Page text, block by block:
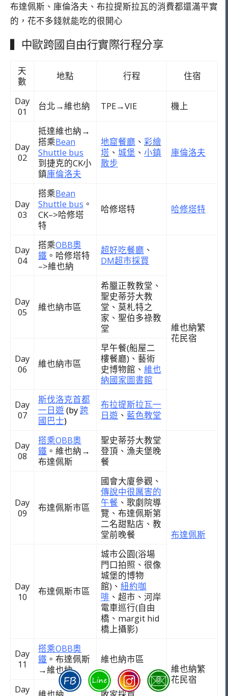
布達佩斯、庫倫洛夫、布拉提斯拉瓦的消費都還滿平實
的，花不多錢就能吃的很開心
▍中歐跨國自由行實際行程分享
天
數
地點 行程 住宿
Day
01
台北→維也納 TPE→VIE 機上
Day
02
抵達維也納→
搭乘Bean
Shuttle bus
到捷克的CK小
鎮庫倫洛夫
地窟餐廳 、 彩繪
塔 、 城堡 、 小鎮
散步
庫倫洛夫
Day
03
搭乘Bean
Shuttle bus 。
CK–>哈修塔
特
哈修塔特 哈修塔特
Day
04
搭乘OBB奧
鐵 。哈修塔特
–>維也納
超好吃餐廳 、
DM超市採買
維也納繁
花民宿
Day
05
維也納市區
希臘正教教堂、
聖史蒂芬大教
堂、莫札特之
家、聖伯多祿教
堂
Day
06
維也納市區
早午餐(船屋二
樓餐廳)、藝術
史博物館、 維也
納國家圖書館
Day
07
斯伐洛克首都
一日遊 (by 跨
國巴士)
布拉提斯拉瓦一
日遊 、 藍色教堂
Day
08
搭乘OBB奧
鐵 。維也納→
布達佩斯
聖史蒂芬大教堂
登頂、漁夫堡晚
餐
布達佩斯
Day
09
布達佩斯市區
國會大廈參觀、
傳說中很厲害的
午餐 、歌劇院導
覽、布達佩斯第
二名甜點店、教
堂前晚餐
Day
10
布達佩斯市區
城市公園(浴場
門口拍照、很像
城堡的博物
館)、 紐約咖
啡 、超市、河岸
電車巡行(自由
橋、margit hid
橋上攝影)
Day
11
搭乘OBB奧
鐵 。 布達佩斯
→維也納
維也納市區
維也納繁
花民宿
Day